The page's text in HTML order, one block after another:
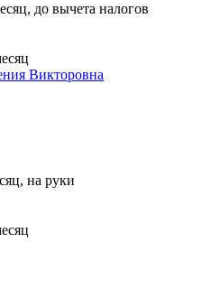
до вычета налогов
Викторовна
на руки